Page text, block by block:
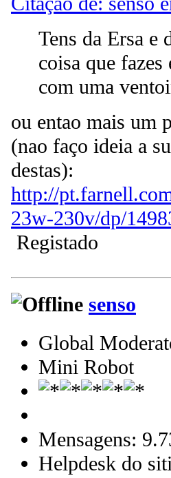
Tens da Ersa e
coisa que
com uma
ou entao mais um
(nao faço ideia a
destas):
http://
23w-230v/dp/
Registado
senso
Global
Mini Robot
Mensagens:
Helpdesk do